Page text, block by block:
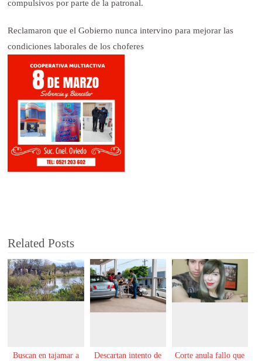
compulsivos por parte de la patronal.
Reclamaron que el Gobierno nunca intervino para mejorar las
condiciones laborales de los choferes
Related Posts
Buscan en tajamar a
Descartan intento de
Corte anula fallo que